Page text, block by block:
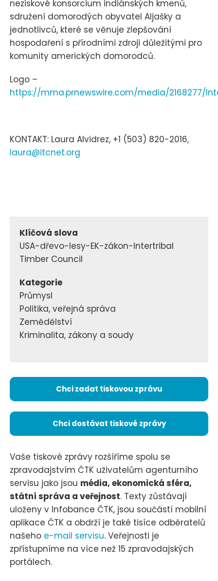
neziskové konsorcium indiánských kmenů,
sdružení domorodých obyvatel Aljašky a
jednotlivců, které se věnuje zlepšování
hospodaření s přírodními zdroji důležitými pro
komunity amerických domorodců.
Logo –
https://mma.prnewswire.com/media/2168277/
KONTAKT: Laura Alvidrez, +1 (503) 820-2016,
laura@itcnet.org
Klíčová slova
USA-dřevo-lesy-EK-zákon-Intertribal
Timber Council
Kategorie
Průmysl
Politika, veřejná správa
Zemědělství
Kriminalita, zákony a soudy
Chci zadat tiskovou zprávu
Chci dostávat tiskové zprávy
Vaše tiskové zprávy rozšíříme spolu se
zpravodajstvím ČTK uživatelům agenturního
servisu jako jsou média, ekonomická sféra,
státní správa a veřejnost. Texty zůstávají
uloženy v Infobance ČTK, jsou součástí mobilní
aplikace ČTK a obdrží je také tisíce odběratelů
našeho e-mail servisu. Veřejnosti je
zpřístupníme na více než 15 zpravodajských
portálech.